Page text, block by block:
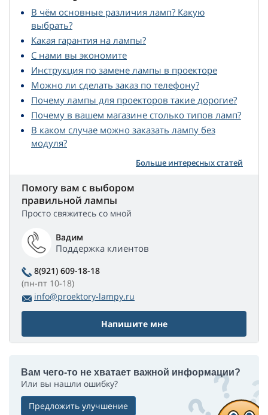
В чём основные различия ламп? Какую
выбрать?
Какая гарантия на лампы?
С нами вы экономите
Инструкция по замене лампы в проекторе
Можно ли сделать заказ по телефону?
Почему лампы для проекторов такие дорогие?
Почему в вашем магазине столько типов ламп?
В каком случае можно заказать лампу без
модуля?
Больше интересных статей
Помогу вам с выбором
правильной лампы
Просто свяжитесь со мной
Вадим
Поддержка клиентов
8(921) 609-18-18
(пн-пт 10-18)
info@proektory-lampy.ru
Напишите мне
Вам чего-то не хватает важной информации?
Или вы нашли ошибку?
Предложить улучшение